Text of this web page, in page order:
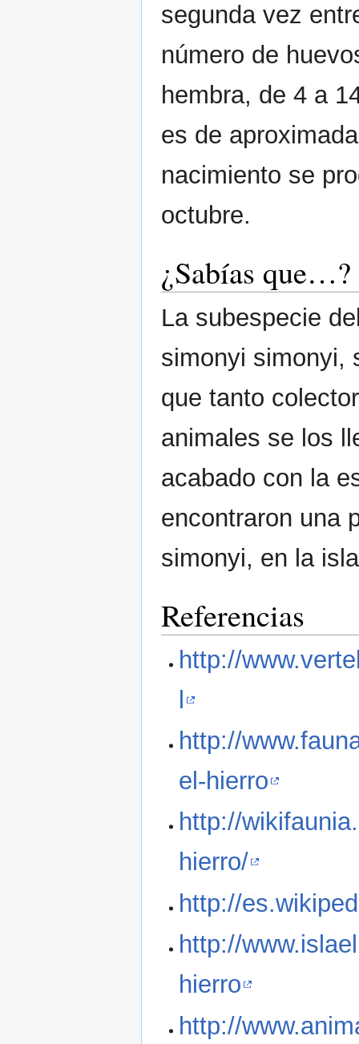
segunda vez
número de
hembra, de 4 a
es de
nacimiento se
octubre.
¿Sabías que…?
La subespecie
simonyi simonyi,
que tanto
animales se los
acabado con la
encontraron una
simonyi, en la
Referencias
http://
l
http://
el-hierro
http://
hierro/
http://
http://
hierro
http://